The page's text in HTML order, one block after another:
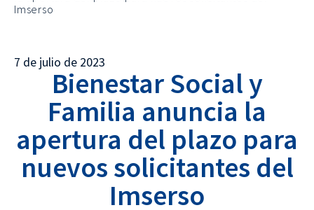
Imserso
7 de julio de 2023
Bienestar Social y
Familia anuncia la
apertura del plazo para
nuevos solicitantes del
Imserso